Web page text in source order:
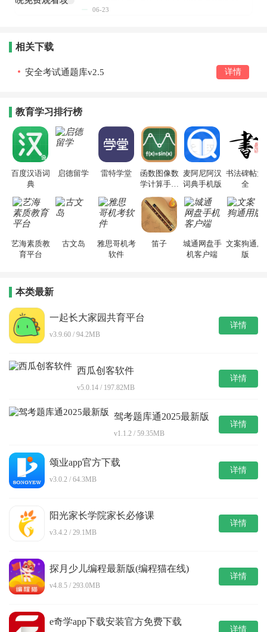
06-23
相关下载
安全考试通题库v2.5 详情
教育学习排行榜
百度汉语词
典
启德留学 雷特学堂
函数图像数
学计算手机
麦阿尼阿汉
词典手机版
书法碑帖大
全
艺海素质教
育平台
古文岛
雅思哥机考
软件
笛子
城通网盘手
机客户端
文案狗通用
版
本类最新
一起长大家园共育平台
v3.9.60 / 94.2MB
详情
西瓜创客软件
v5.0.14 / 197.82MB
详情
驾考题库通2025最新版
v1.1.2 / 59.35MB
详情
颂业app官方下载
v3.0.2 / 64.3MB
详情
阳光家长学院家长必修课
v3.4.2 / 29.1MB
详情
探月少儿编程最新版(编程猫在线)
v4.8.5 / 293.0MB
详情
e奇学app下载安装官方免费下载
详情